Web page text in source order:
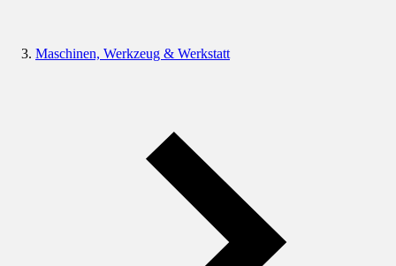
Maschinen, Werkzeug & Werkstatt